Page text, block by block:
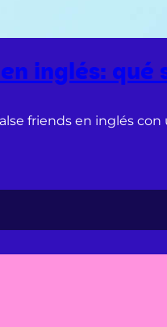
inglés:
friends en inglés